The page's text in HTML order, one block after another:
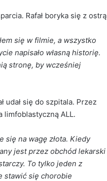
Rafał boryka się z ostrą
się w filmie, a wszystko
napisało własną historię.
stronę, by wcześniej
udał się do szpitala. Przez
limfoblastyczną ALL.
się na wagę złota. Kiedy
jest przez obchód lekarski
To tylko jeden z
stawić się chorobie